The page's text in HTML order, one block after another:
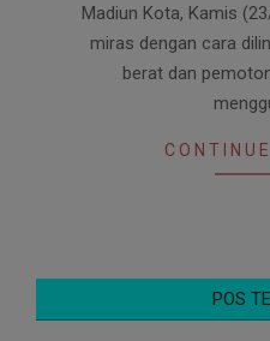
Madiun Kota, Kamis
miras dengan cara
berat dan
POS